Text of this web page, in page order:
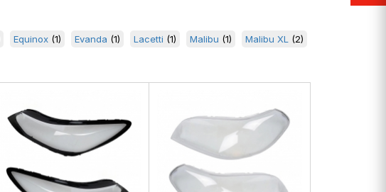
Equinox (1) Evanda (1) Lacetti (1) Malibu (1) Malibu XL
(2)